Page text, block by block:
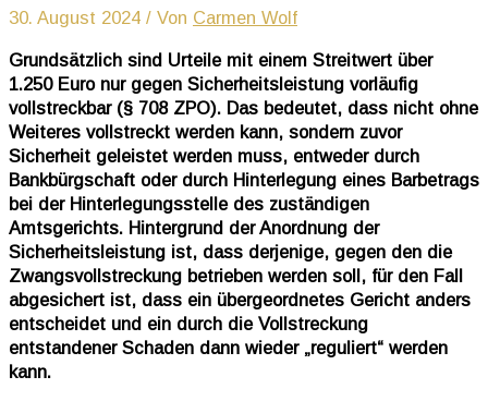
30. August 2024 / Von Carmen Wolf
Grundsätzlich sind Urteile mit einem Streitwert über
1.250 Euro nur gegen Sicherheitsleistung vorläufig
vollstreckbar (§ 708 ZPO). Das bedeutet, dass nicht ohne
Weiteres vollstreckt werden kann, sondern zuvor
Sicherheit geleistet werden muss, entweder durch
Bankbürgschaft oder durch Hinterlegung eines Barbetrags
bei der Hinterlegungsstelle des zuständigen
Amtsgerichts. Hintergrund der Anordnung der
Sicherheitsleistung ist, dass derjenige, gegen den die
Zwangsvollstreckung betrieben werden soll, für den Fall
abgesichert ist, dass ein übergeordnetes Gericht anders
entscheidet und ein durch die Vollstreckung
entstandener Schaden dann wieder „reguliert“ werden
kann.